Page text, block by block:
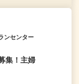
ンセンター
集！主婦